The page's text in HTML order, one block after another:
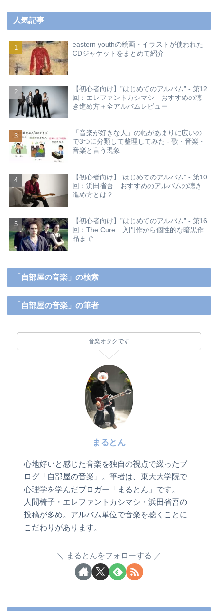
人気記事
eastern youthの絵画・イラストが使われた
CDジャケットをまとめて紹介
【初心者向け】”はじめてのアルバム” - 第12
回：エレファントカシマシ おすすめの聴
き進め方＋全アルバムレビュー
「音楽が好きな人」の幅があまりに広いの
で3つに分類して整理してみた - 歌・音楽・
音楽と言う現象
【初心者向け】”はじめてのアルバム” - 第10
回：浜田省吾 おすすめのアルバムの聴き
進め方とは？
【初心者向け】”はじめてのアルバム” - 第16
回：The Cure 入門作から個性的な暗黒作
品まで
「自部屋の音楽」の検索
「自部屋の音楽」の筆者
音楽オタクです
まるとん
心地好いと感じた音楽を独自の視点で綴ったブ
ログ「自部屋の音楽」。筆者は、東大大学院で
心理学を学んだブロガー「まるとん」です。
人間椅子・エレファントカシマシ・浜田省吾の
投稿が多め。アルバム単位で音楽を聴くことに
こだわりがあります。
まるとんをフォローする